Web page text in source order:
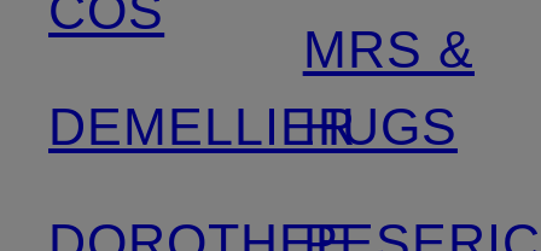
DEMELLIER
MRS &
HUGS